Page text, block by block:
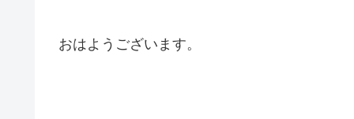
おはようございます。